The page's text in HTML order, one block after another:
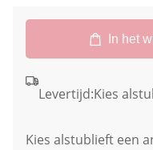
In het
Levertijd:Kies
Kies alstublieft een